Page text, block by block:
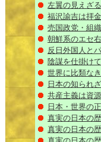
左翼の見えざ
福沢諭吉は拝
売国政党・組
朝鮮系のエセ
反日外国人と
陰謀を仕掛け
世界に比類な
日本の知られ
共産主義は資
日本・世界の
真実の日本の
真実の日本の